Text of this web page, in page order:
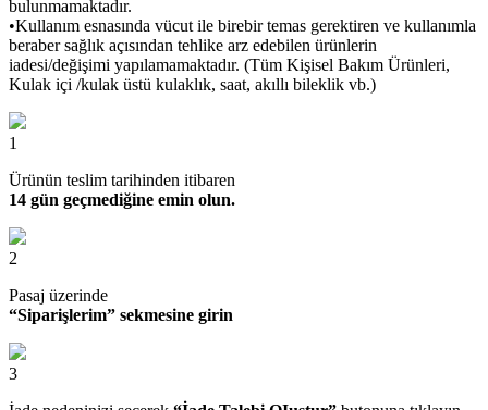
bulunmamaktadır.
•Kullanım esnasında vücut ile birebir temas gerektiren ve kullanımla
beraber sağlık açısından tehlike arz edebilen ürünlerin
iadesi/değişimi yapılamamaktadır. (Tüm Kişisel Bakım Ürünleri,
Kulak içi /kulak üstü kulaklık, saat, akıllı bileklik vb.)
1
Ürünün teslim tarihinden itibaren
14 gün geçmediğine emin olun.
2
Pasaj üzerinde
“Siparişlerim” sekmesine girin
3